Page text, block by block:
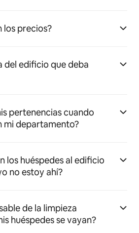
los precios?
del edificio que deba
pertenencias cuando
mi departamento?
los huéspedes al edificio
no estoy ahí?
de la limpieza
huéspedes se vayan?